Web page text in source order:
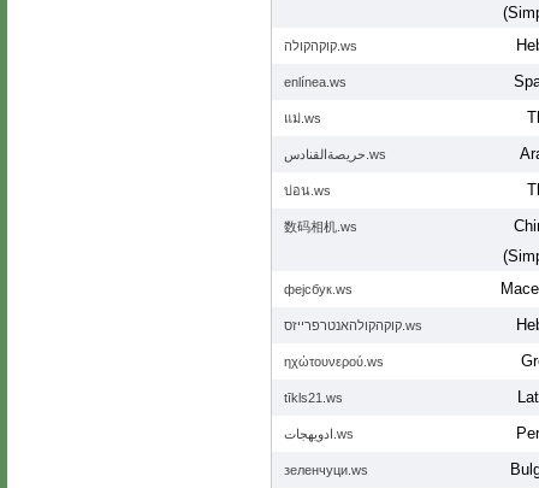
קוקהקולה.ws
enlínea.ws
แม่.ws
حريصةالقنادس.ws
บ่อน.ws
数码相机.ws
фејсбук.ws
קוקהקולהאנטרפרייזס.ws
ηχώτουνερού.ws
tīkls21.ws
ادویهجات.ws
зеленчуци.ws